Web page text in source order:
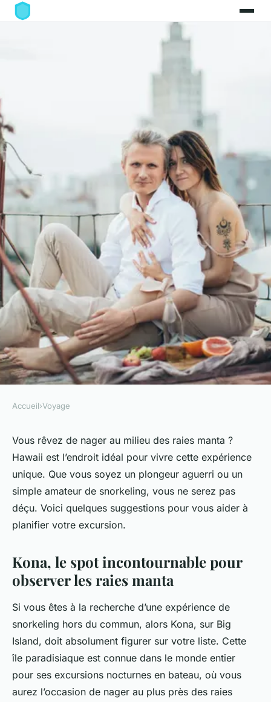
VOYAGE
Où pratiquer le snorkeling au
milieu des raies manta à
Hawaii ?
Baptiste•9 octobre 2024•6 min de lecture
Accueil›Voyage
Vous rêvez de nager au milieu des raies manta ?
Hawaii est l’endroit idéal pour vivre cette expérience
unique. Que vous soyez un plongeur aguerri ou un
simple amateur de snorkeling, vous ne serez pas
déçu. Voici quelques suggestions pour vous aider à
planifier votre excursion.
Kona, le spot incontournable pour
observer les raies manta
Si vous êtes à la recherche d’une expérience de
snorkeling hors du commun, alors Kona, sur Big
Island, doit absolument figurer sur votre liste. Cette
île paradisiaque est connue dans le monde entier
pour ses excursions nocturnes en bateau, où vous
aurez l’occasion de nager au plus près des raies